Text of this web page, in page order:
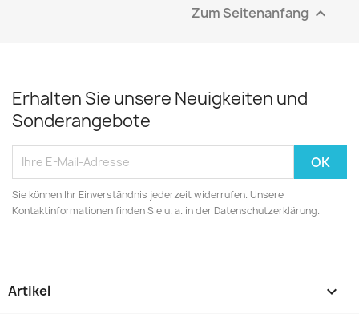
Zum Seitenanfang 
Erhalten Sie unsere Neuigkeiten und
Sonderangebote
Sie können Ihr Einverständnis jederzeit widerrufen. Unsere
Kontaktinformationen finden Sie u. a. in der Datenschutzerklärung.
Artikel 